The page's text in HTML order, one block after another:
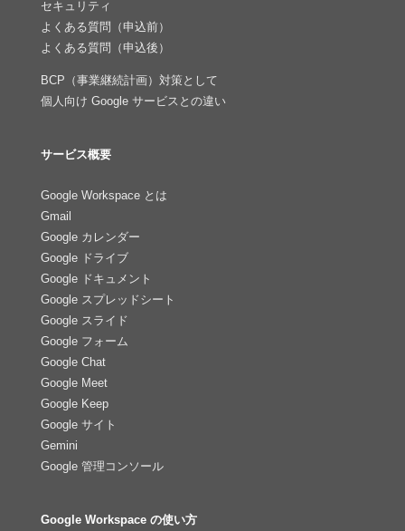
セキュリティ
よくある質問（申込前）
よくある質問（申込後）
BCP（事業継続計画）対策として
個人向け Google サービスとの違い
サービス概要
Google Workspace とは
Gmail
Google カレンダー
Google ドライブ
Google ドキュメント
Google スプレッドシート
Google スライド
Google フォーム
Google Chat
Google Meet
Google Keep
Google サイト
Gemini
Google 管理コンソール
Google Workspace の使い方